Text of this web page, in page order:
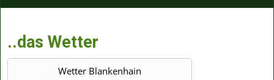
..das Wetter
Wetter Blankenhain